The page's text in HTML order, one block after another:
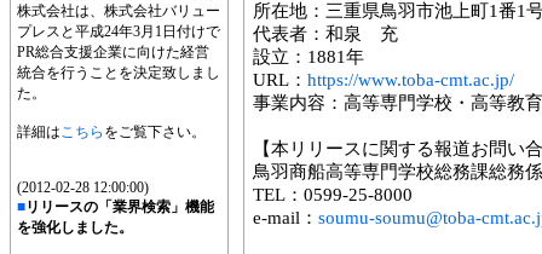
株式会社は、株式会社バリュー
プレスと平成24年3月1日付けで
PR総合支援企業に向けた経営
統合を行うことを決定致しまし
た。
詳細はこちら をご覧下さい。
(2012-02-28 12:00:00)
■リリースの「業界検索」機能
を強化しました。
所在地：三重県鳥羽市池上町1番1
代表者：和泉 充
設立：1881年
URL： https://www.toba-cmt.ac.jp/
事業内容：高等専門学校・高等教
【本リリースに関する報道お問い
鳥羽商船高等専門学校総務課総務係
TEL：0599-25-8000
e-mail： soumu-soumu@toba-